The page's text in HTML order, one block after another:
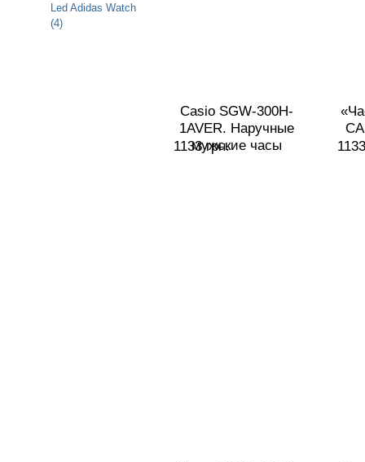
Led Adidas Watch
(4)
Casio SGW-300H-
1AVER. Наручные
мужские часы
1133 грн.